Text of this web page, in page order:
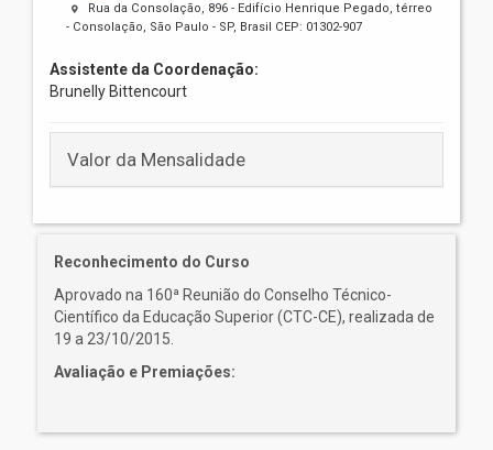
Rua da Consolação, 896 - Edifício Henrique Pegado, térreo
- Consolação, São Paulo - SP, Brasil CEP: 01302-907
Assistente da Coordenação:
Brunelly Bittencourt
Valor da Mensalidade
Reconhecimento do Curso
Aprovado na 160ª Reunião do Conselho Técnico-
Científico da Educação Superior (CTC-CE), realizada de
19 a 23/10/2015.
Avaliação e Premiações: